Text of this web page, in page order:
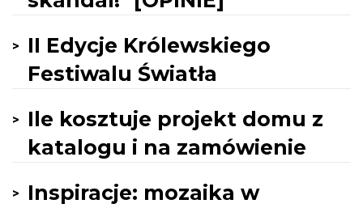
II Edycje Królewskiego
Festiwalu Światła
Ile kosztuje projekt domu z
katalogu i na zamówienie
Inspiracje: mozaika w